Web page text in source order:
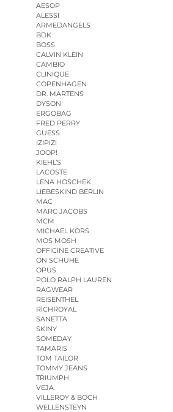
AESOP
ALESSI
ARMEDANGELS
BDK
BOSS
CALVIN KLEIN
CAMBIO
CLINIQUE
COPENHAGEN
DR. MARTENS
DYSON
ERGOBAG
FRED PERRY
GUESS
IZIPIZI
JOOP!
KIEHL’S
LACOSTE
LENA HOSCHEK
LIEBESKIND BERLIN
MAC
MARC JACOBS
MCM
MICHAEL KORS
MOS MOSH
OFFICINE CREATIVE
ON SCHUHE
OPUS
POLO RALPH LAUREN
RAGWEAR
REISENTHEL
RICHROYAL
SANETTA
SKINY
SOMEDAY
TAMARIS
TOM TAILOR
TOMMY JEANS
TRIUMPH
VEJA
VILLEROY & BOCH
WELLENSTEYN